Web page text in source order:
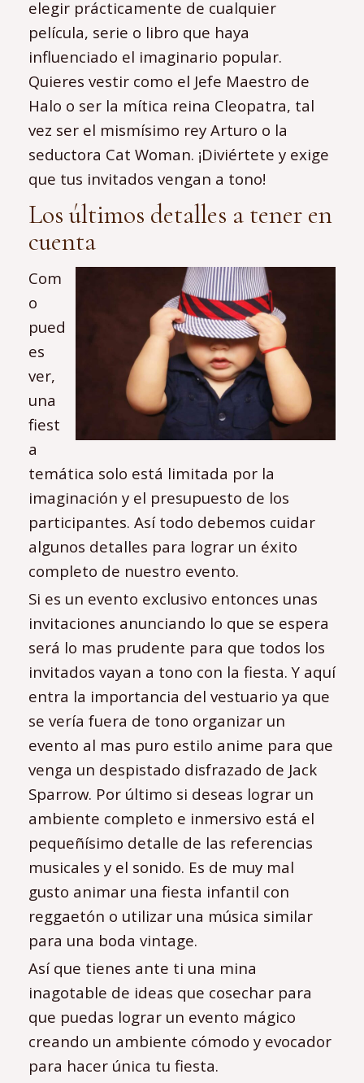
elegir prácticamente de cualquier
película, serie o libro que haya
influenciado el imaginario popular.
Quieres vestir como el Jefe Maestro de
Halo o ser la mítica reina Cleopatra, tal
vez ser el mismísimo rey Arturo o la
seductora Cat Woman. ¡Diviértete y exige
que tus invitados vengan a tono!
Los últimos detalles a tener en
cuenta
Com
o
pued
es
ver,
una
fiest
a
temática solo está limitada por la
imaginación y el presupuesto de los
participantes. Así todo debemos cuidar
algunos detalles para lograr un éxito
completo de nuestro evento.
Si es un evento exclusivo entonces unas
invitaciones anunciando lo que se espera
será lo mas prudente para que todos los
invitados vayan a tono con la fiesta. Y aquí
entra la importancia del vestuario ya que
se vería fuera de tono organizar un
evento al mas puro estilo anime para que
venga un despistado disfrazado de Jack
Sparrow. Por último si deseas lograr un
ambiente completo e inmersivo está el
pequeñísimo detalle de las referencias
musicales y el sonido. Es de muy mal
gusto animar una fiesta infantil con
reggaetón o utilizar una música similar
para una boda vintage.
Así que tienes ante ti una mina
inagotable de ideas que cosechar para
que puedas lograr un evento mágico
creando un ambiente cómodo y evocador
para hacer única tu fiesta.